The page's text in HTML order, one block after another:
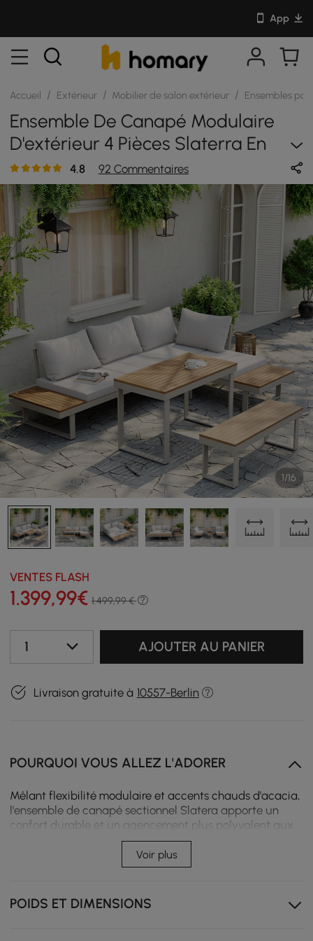
App
Accueil / Extérieur / Mobilier de salon extérieur / Ensembles
Ensemble De Canapé Modulaire
D'extérieur 4 Pièces Slaterra En
Acacia Et Aluminium Gris Clair
4.8 92 Commentaires
1/16
VENTES FLASH
1.399,99€ 1.499,99 €
1 AJOUTER AU PANIER
Livraison gratuite à 10557-Berlin
POURQUOI VOUS ALLEZ L'ADORER
Mêlant flexibilité modulaire et accents chauds d'acacia,
l'ensemble de canapé sectionnel Slatera apporte un
confort durable et un agencement plus polyvalent aux
patios, terrasses et jardins pour la détente quotidienne
et les réceptions en extérieur faciles.
et offre une résistance à la décoloration, à l'eau, à la
moisissure et aux taches tout en restant
Voir plus
POIDS ET DIMENSIONS